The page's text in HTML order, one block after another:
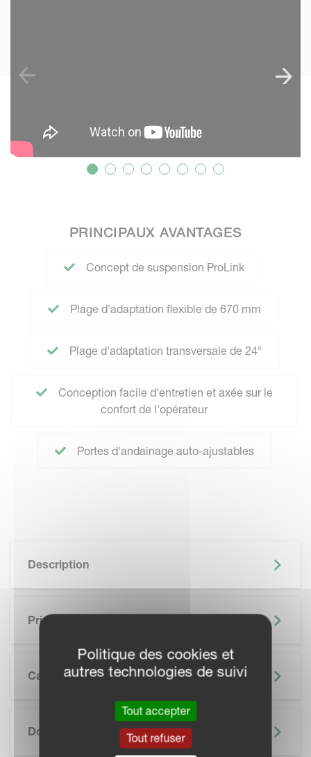
PRINCIPAUX AVANTAGES
Concept de suspension ProLink
Plage d'adaptation flexible de 670 mm
Plage d'adaptation transversale de 24°
Conception facile d'entretien et axée sur le
confort de l'opérateur
Portes d'andainage auto-ajustables
Description
Principaux Avantages
Caractéristiques
Documentation
Politique des cookies et
autres technologies de suivi
Tout accepter
Tout refuser